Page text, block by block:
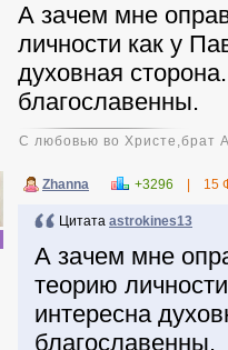
А зачем мне
личности как у
духовная
благославенны.
С любовью во Христе,брат
Zhanna +3296 15
Цитата astrokines13
А зачем мне
теорию
интересна
благославенны.